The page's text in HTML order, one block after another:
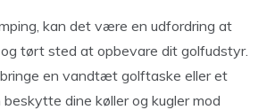
kan det være en udfordring at
tørt sted at opbevare dit golfudstyr.
en vandtæt golftaske eller et
dine køller og kugler mod